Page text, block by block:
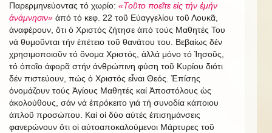
Παρερμηνεύοντας τό χωρίο: «Τοῦτο ποεῖτε εἰς τήν ἐμήν
ἀνάμνησιν» ἀπό τό κεφ. 22 τοῦ Εὐαγγελίου τοῦ Λουκᾶ,
ἀναφέρουν, ὅτι ὁ Χριστός ζήτησε ἀπό τούς Μαθητές Του
νά θυμοῦνται τήν ἐπέτειο τοῦ θανάτου του. Βεβαίως δέν
χρησιμοποιοῦν τό ὄνομα Χριστός, ἀλλά μόνο τό Ἰησοῦς,
τό ὁποῖο ἀφορᾶ στήν ἀνθρώπινη φύση τοῦ Κυρίου διότι
δέν πιστεύουν, πώς ὁ Χριστός εἶναι Θεός. Ἐπίσης
ὀνομάζουν τούς Ἁγίους Μαθητές καί Ἀποστόλους ὡς
ἀκολούθους, σάν νά ἐπρόκειτο γιά τή συνοδία κάποιου
ἁπλοῦ προσώπου. Καί οἱ δύο αὐτές ἐπισημάνσεις
φανερώνουν ὅτι οἱ αὐτοαποκαλούμενοι Μάρτυρες τοῦ